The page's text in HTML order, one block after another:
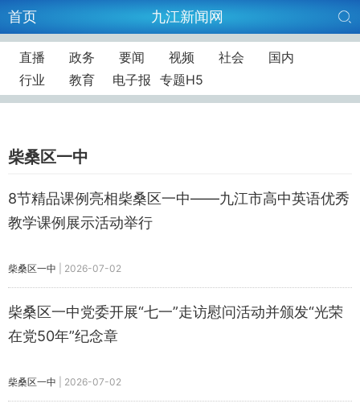
首页 九江新闻网
直播 政务 要闻 视频 社会
国内
行业
教育 电子报 专题H5
柴桑区一中
8节精品课例亮相柴桑区一中——九江市高中英语优秀
教学课例展示活动举行
柴桑区一中 2026-07-02
柴桑区一中党委开展“七一”走访慰问活动并颁发“光荣
在党50年”纪念章
柴桑区一中 2026-07-02